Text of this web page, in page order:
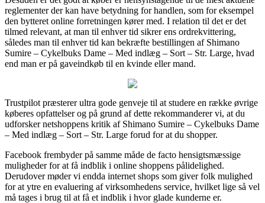
reglementer der kan have betydning for handlen, som for eksempel
den bytteret online forretningen kører med. I relation til det er det
tilmed relevant, at man til enhver tid sikrer ens ordrekvittering,
således man til enhver tid kan bekræfte bestillingen af Shimano
Sumire – Cykelbuks Dame – Med indlæg – Sort – Str. Large, hvad
end man er på gaveindkøb til en kvinde eller mand.
Trustpilot præsterer ultra gode genveje til at studere en række øvrige
køberes opfattelser og på grund af dette rekommanderer vi, at du
udforsker netshoppens kritik af Shimano Sumire – Cykelbuks Dame
– Med indlæg – Sort – Str. Large forud for at du shopper.
Facebook frembyder på samme måde de facto hensigtsmæssige
muligheder for at få indblik i online shoppens pålidelighed.
Derudover møder vi endda internet shops som giver folk mulighed
for at ytre en evaluering af virksomhedens service, hvilket lige så vel
må tages i brug til at få et indblik i hvor glade kunderne er.